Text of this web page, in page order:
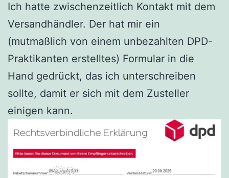
Ich hatte zwischenzeitlich Kontakt mit dem
Versandhändler. Der hat mir ein
(mutmaßlich von einem unbezahlten DPD-
Praktikanten erstelltes) Formular in die
Hand gedrückt, das ich unterschreiben
sollte, damit er sich mit dem Zusteller
einigen kann.